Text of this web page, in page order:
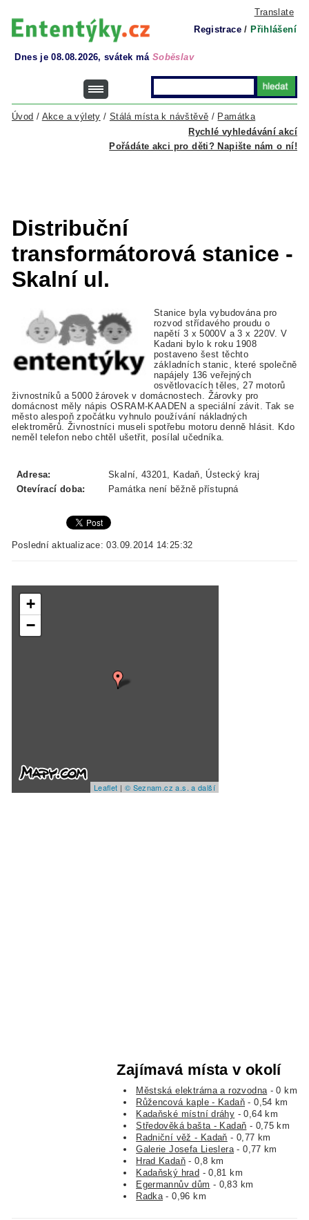
Translate
Registrace / Přihlášení
Dnes je 08.08.2026, svátek má Soběslav
Rychlé vyhledávání akcí
Úvod / Akce a výlety / Stálá místa k návštěvě / Památka
Pořádáte akci pro děti? Napište nám o ní!
Distribuční
transformátorová stanice -
Skalní ul.
Stanice byla vybudována pro
rozvod střídavého proudu o
napětí 3 x 5000V a 3 x 220V. V
Kadani bylo k roku 1908
postaveno šest těchto
základních stanic, které společně
napájely 136 veřejných
osvětlovacích těles, 27 motorů
živnostníků a 5000 žárovek v domácnostech. Žárovky pro
domácnost měly nápis OSRAM-KAADEN a speciální závit. Tak se
město alespoň zpočátku vyhnulo používání nákladných
elektroměrů. Živnostníci museli spotřebu motoru denně hlásit. Kdo
neměl telefon nebo chtěl ušetřit, posílal učedníka.
Adresa:
Skalní, 43201, Kadaň, Ústecký kraj
Otevírací doba:
Památka není běžně přístupná
Poslední aktualizace: 03.09.2014 14:25:32
+
−
Leaflet | © Seznam.cz a.s. a další
Zajímavá místa v okolí
Městská elektrárna a rozvodna - 0 km
Růžencová kaple - Kadaň - 0,54 km
Kadaňské místní dráhy - 0,64 km
Středověká bašta - Kadaň - 0,75 km
Radniční věž - Kadaň - 0,77 km
Galerie Josefa Lieslera - 0,77 km
Hrad Kadaň - 0,8 km
Kadaňský hrad - 0,81 km
Egermannův dům - 0,83 km
Radka - 0,96 km